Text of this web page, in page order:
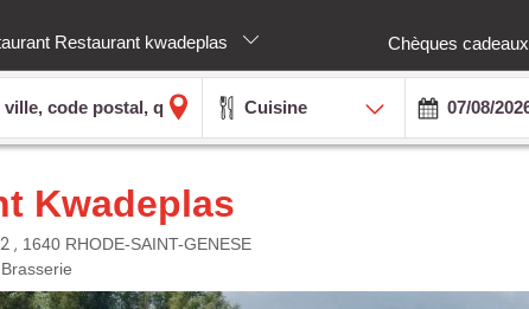
Restaurant kwadeplas Chèques cadeaux
Cuisine
Kwadeplas
1640 RHODE-SAINT-GENESE